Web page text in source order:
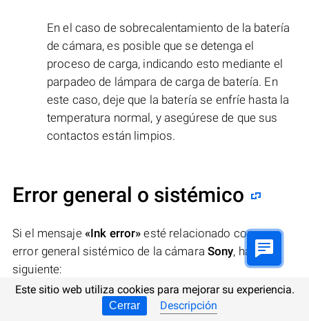
En el caso de sobrecalentamiento de la batería
de cámara, es posible que se detenga el
proceso de carga, indicando esto mediante el
parpadeo de lámpara de carga de batería. En
este caso, deje que la batería se enfríe hasta la
temperatura normal, y asegúrese de que sus
contactos están limpios.
Error general o sistémico
Si el mensaje «Ink error» esté relacionado con un
error general sistémico de la cámara Sony, haga lo
siguiente:
Apague y encienda la cámara de nuevo:
Este sitio web utiliza cookies para mejorar su experiencia.
Cerrar Descripción